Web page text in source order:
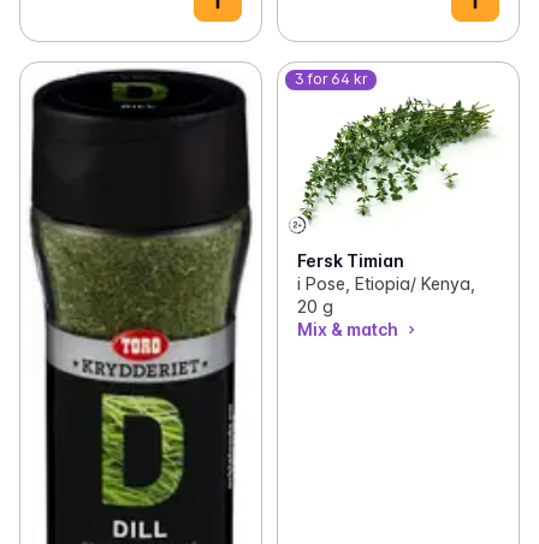
3 for 64 kr
Fersk Timian
i Pose, Etiopia/ Kenya,
20 g
Mix & match